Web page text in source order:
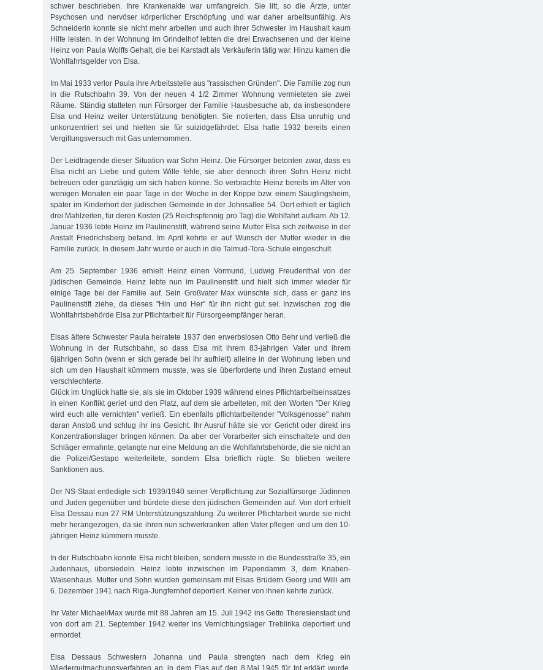
schwer beschrieben. Ihre Krankenakte war umfangreich. Sie litt, so die Ärzte, unter
Psychosen und nervöser körperlicher Erschöpfung und war daher arbeitsunfähig. Als
Schneiderin konnte sie nicht mehr arbeiten und auch ihrer Schwester im Haushalt kaum
Hilfe leisten. In der Wohnung im Grindelhof lebten die drei Erwachsenen und der kleine
Heinz von Paula Wolffs Gehalt, die bei Karstadt als Verkäuferin tätig war. Hinzu kamen die
Wohlfahrtsgelder von Elsa.
Im Mai 1933 verlor Paula ihre Arbeitsstelle aus "rassischen Gründen". Die Familie zog nun
in die Rutschbahn 39. Von der neuen 4 1/2 Zimmer Wohnung vermieteten sie zwei
Räume. Ständig statteten nun Fürsorger der Familie Hausbesuche ab, da insbesondere
Elsa und Heinz weiter Unterstützung benötigten. Sie notierten, dass Elsa unruhig und
unkonzentriert sei und hielten sie für suizidgefährdet. Elsa hatte 1932 bereits einen
Vergiftungsversuch mit Gas unternommen.
Der Leidtragende dieser Situation war Sohn Heinz. Die Fürsorger betonten zwar, dass es
Elsa nicht an Liebe und gutem Wille fehle, sie aber dennoch ihren Sohn Heinz nicht
betreuen oder ganztägig um sich haben könne. So verbrachte Heinz bereits im Alter von
wenigen Monaten ein paar Tage in der Woche in der Krippe bzw. einem Säuglingsheim,
später im Kinderhort der jüdischen Gemeinde in der Johnsallee 54. Dort erhielt er täglich
drei Mahlzeiten, für deren Kosten (25 Reichspfennig pro Tag) die Wohlfahrt aufkam. Ab 12.
Januar 1936 lebte Heinz im Paulinenstift, während seine Mutter Elsa sich zeitweise in der
Anstalt Friedrichsberg befand. Im April kehrte er auf Wunsch der Mutter wieder in die
Familie zurück. In diesem Jahr wurde er auch in die Talmud-Tora-Schule eingeschult.
Am 25. September 1936 erhielt Heinz einen Vormund, Ludwig Freudenthal von der
jüdischen Gemeinde. Heinz lebte nun im Paulinenstift und hielt sich immer wieder für
einige Tage bei der Familie auf. Sein Großvater Max wünschte sich, dass er ganz ins
Paulinenstift ziehe, da dieses "Hin und Her" für ihn nicht gut sei. Inzwischen zog die
Wohlfahrtsbehörde Elsa zur Pflichtarbeit für Fürsorgeempfänger heran.
Elsas ältere Schwester Paula heiratete 1937 den erwerbslosen Otto Behr und verließ die
Wohnung in der Rutschbahn, so dass Elsa mit ihrem 83-jährigen Vater und ihrem
6jährigen Sohn (wenn er sich gerade bei ihr aufhielt) alleine in der Wohnung leben und
sich um den Haushalt kümmern musste, was sie überforderte und ihren Zustand erneut
verschlechterte.
Glück im Unglück hatte sie, als sie im Oktober 1939 während eines Pflichtarbeitseinsatzes
in einen Konflikt geriet und den Platz, auf dem sie arbeiteten, mit den Worten "Der Krieg
wird euch alle vernichten" verließ. Ein ebenfalls pflichtarbeitender "Volksgenosse" nahm
daran Anstoß und schlug ihr ins Gesicht. Ihr Ausruf hätte sie vor Gericht oder direkt ins
Konzentrationslager bringen können. Da aber der Vorarbeiter sich einschaltete und den
Schläger ermahnte, gelangte nur eine Meldung an die Wohlfahrtsbehörde, die sie nicht an
die Polizei/Gestapo weiterleitete, sondern Elsa brieflich rügte. So blieben weitere
Sanktionen aus.
Der NS-Staat entledigte sich 1939/1940 seiner Verpflichtung zur Sozialfürsorge Jüdinnen
und Juden gegenüber und bürdete diese den jüdischen Gemeinden auf. Von dort erhielt
Elsa Dessau nun 27 RM Unterstützungszahlung. Zu weiterer Pflichtarbeit wurde sie nicht
mehr herangezogen, da sie ihren nun schwerkranken alten Vater pflegen und um den 10-
jährigen Heinz kümmern musste.
In der Rutschbahn konnte Elsa nicht bleiben, sondern musste in die Bundesstraße 35, ein
Judenhaus, übersiedeln. Heinz lebte inzwischen im Papendamm 3, dem Knaben-
Waisenhaus. Mutter und Sohn wurden gemeinsam mit Elsas Brüdern Georg und Willi am
6. Dezember 1941 nach Riga-Jungfernhof deportiert. Keiner von ihnen kehrte zurück.
Ihr Vater Michael/Max wurde mit 88 Jahren am 15. Juli 1942 ins Getto Theresienstadt und
von dort am 21. September 1942 weiter ins Vernichtungslager Treblinka deportiert und
ermordet.
Elsa Dessaus Schwestern Johanna und Paula strengten nach dem Krieg ein
Wiedergutmachungsverfahren an, in dem Elas auf den 8.Mai 1945 für tot erklärt wurde.